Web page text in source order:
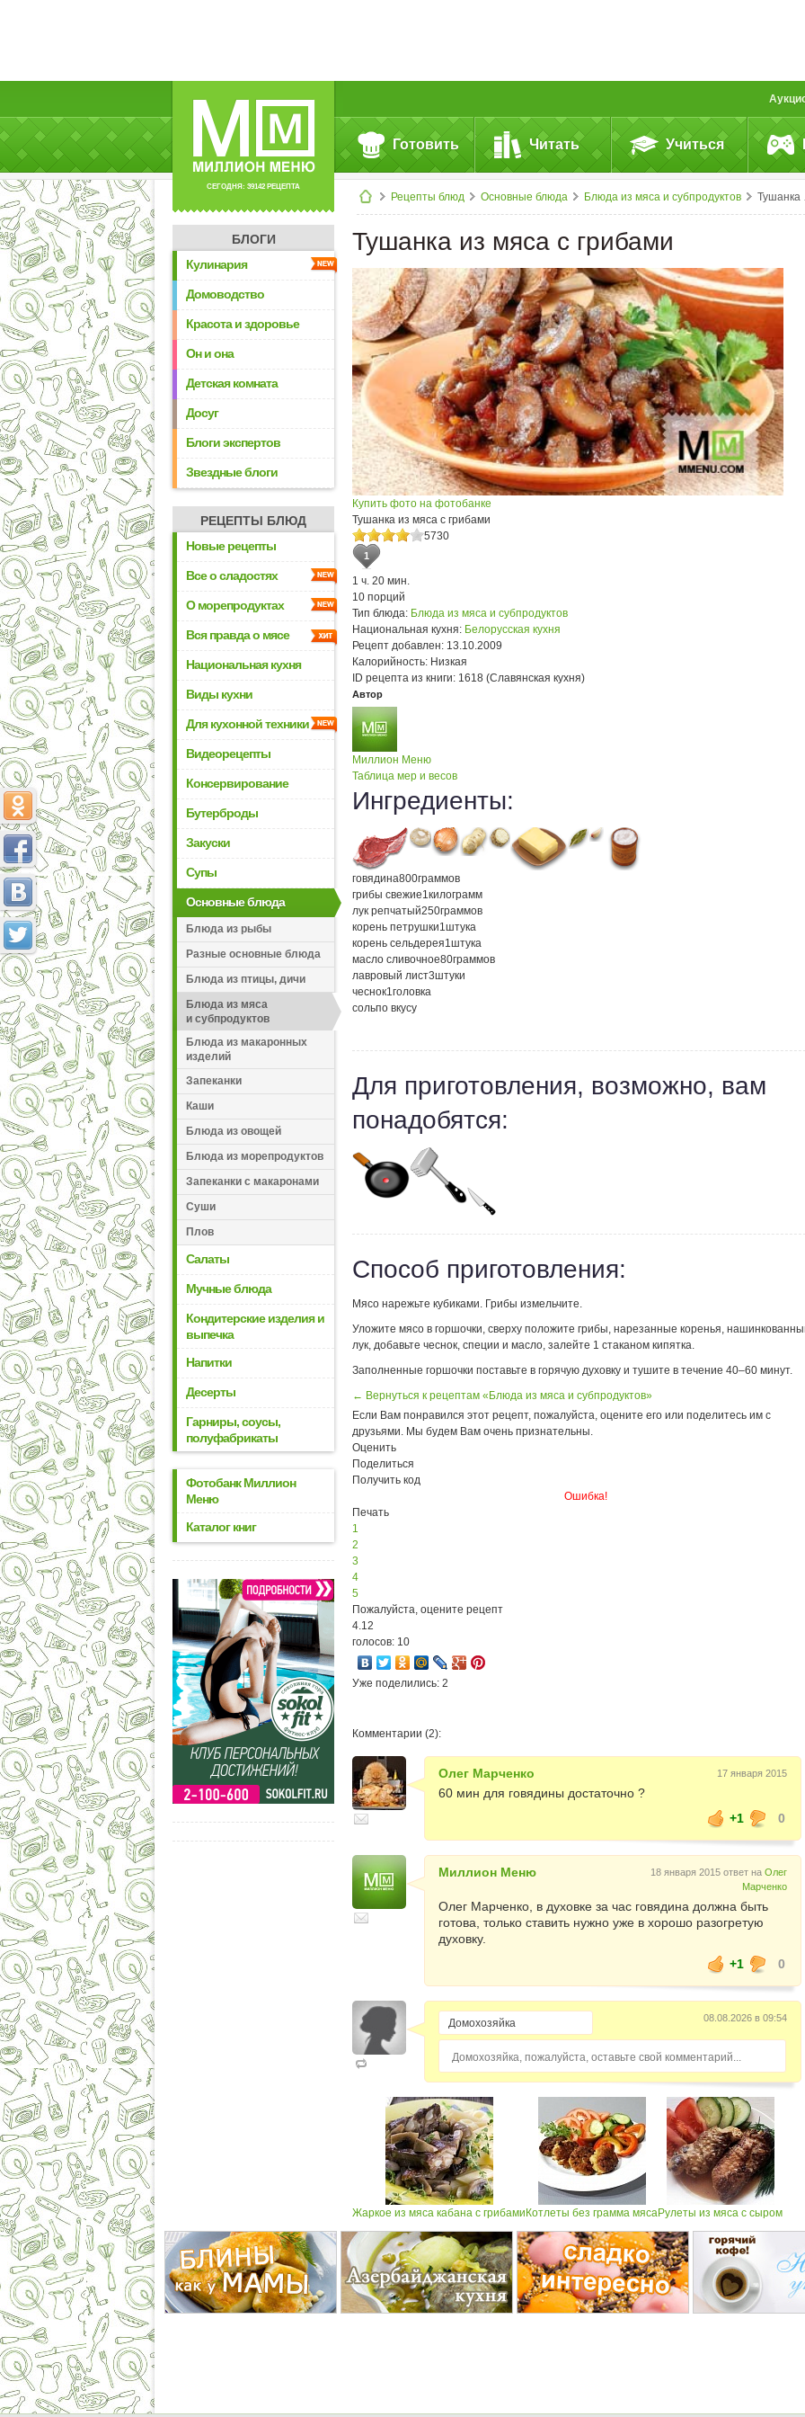
СЕГОДНЯ: 39142 РЕЦЕПТА
Готовить Читать Учиться
Рецепты блюд Основные блюда Блюда из мяса и субпродуктов Тушанка из&nbsp;мяса с&nbsp;грибами
БЛОГИ
Кулинария
Домоводство
Красота и здоровье
Он и она
Детская комната
Досуг
Блоги экспертов
Звездные блоги
РЕЦЕПТЫ БЛЮД
Новые рецепты
Все о сладостях
О морепродуктах
Вся правда о мясе
Национальная кухня
Виды кухни
Для кухонной техники
Видеорецепты
Консервирование
Бутерброды
Закуски
Супы
Основные блюда
Блюда из рыбы
Разные основные блюда
Блюда из птицы, дичи
Блюда из мяса
и субпродуктов
Блюда из макаронных
изделий
Запеканки
Каши
Блюда из овощей
Блюда из морепродуктов
Запеканки с макаронами
Суши
Плов
Салаты
Мучные блюда
Кондитерские изделия и
выпечка
Напитки
Десерты
Гарниры, соусы,
полуфабрикаты
Фотобанк Миллион
Меню
Каталог книг
Тушанка из мяса с грибами
Купить фото на фотобанке
Тушанка из мяса с грибами
5730
1
1 ч. 20 мин.
10 порций
Тип блюда: Блюда из мяса и субпродуктов
Национальная кухня: Белорусская кухня
Рецепт добавлен: 13.10.2009
Калорийность: Низкая
ID рецепта из книги: 1618 (Славянская кухня)
Автор
Миллион Меню
Таблица мер и весов
Ингредиенты:
говядина800граммов
грибы свежие1килограмм
лук репчатый250граммов
корень петрушки1штука
корень сельдерея1штука
масло сливочное80граммов
лавровый лист3штуки
чеснок1головка
сольпо вкусу
Для приготовления, возможно, вам
понадобятся:
Способ приготовления:
Мясо нарежьте кубиками. Грибы измельчите.
Уложите мясо в горшочки, сверху положите грибы, нарезанные коренья,
лук, добавьте чеснок, специи и масло, залейте 1 стаканом кипятка.
Заполненные горшочки поставьте в горячую духовку и тушите в течение 40–60 минут.
← Вернуться к рецептам «Блюда из мяса и субпродуктов»
Если Вам понравился этот рецепт, пожалуйста, оцените его или поделитесь им с
друзьями. Мы будем Вам очень признательны.
Оценить
Поделиться
Получить код
Ошибка!
Печать
1
2
3
4
5
Пожалуйста, оцените рецепт
4.12
голосов: 10
Уже поделились: 2
Комментарии (2):
Олег Марченко 17 января 2015
60 мин для говядины достаточно ?
+1
0
Миллион Меню 18 января 2015 ответ на Олег
Марченко
Олег Марченко, в духовке за час говядина должна быть
готова, только ставить нужно уже в хорошо разогретую
духовку.
+1
0
08.08.2026 в 09:54
Домохозяйка, пожалуйста, оставьте свой комментарий...
Жаркое из мяса кабана с грибами Котлеты без грамма мясаРулеты из мяса с сыром